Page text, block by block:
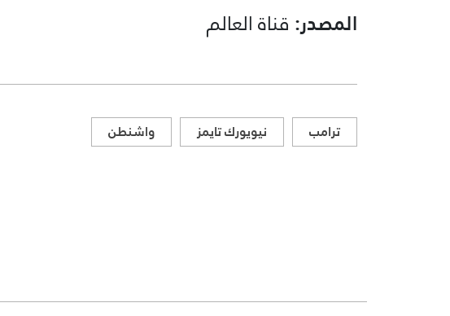
المصدر: قناة العالم
ترامب نيويورك تايمز واشنطن